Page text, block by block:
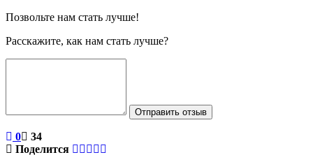
Позвольте нам стать лучше!
Расскажите, как нам стать лучше?
Отправить отзыв
0
34
Поделится